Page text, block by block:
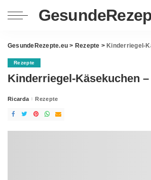
GesundeRezepte.eu > Rezepte > Kinderriegel-
Rezepte
Kinderriegel-Käsekuchen –
Posted
Ricarda Rezepte